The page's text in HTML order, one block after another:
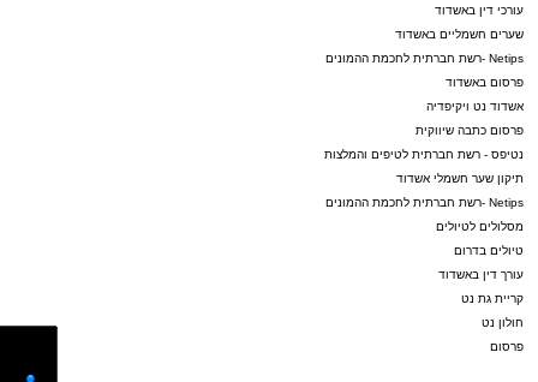
עורכי דין באשדוד
שערים חשמליים באשדוד
Netips -רשת חברתית לחכמת ההמונים
פרסום באשדוד
אשדוד נט ויקיפדיה
פרסום כתבה שיווקית
נטיפס - רשת חברתית לטיפים והמלצות
תיקון שער חשמלי אשדוד
Netips -רשת חברתית לחכמת ההמונים
מסלולים לטיולים
טיולים בדרום
עורך דין באשדוד
קריית גת נט
חולון נט
פרסום